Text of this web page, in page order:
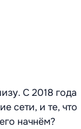
С 2018 года
сети, и те, что
начнём?